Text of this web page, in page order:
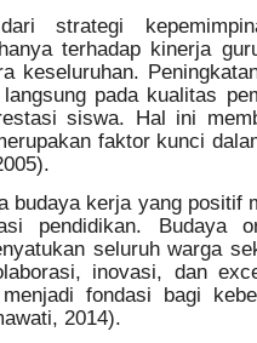
strategi
terhadap kinerja
keseluruhan.
pada kualitas
siswa. Hal ini
faktor kunci
budaya kerja yang positif
pendidikan. Budaya
seluruh warga
inovasi, dan
fondasi bagi
2014).